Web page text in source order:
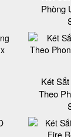
Phòng
Két
Theo